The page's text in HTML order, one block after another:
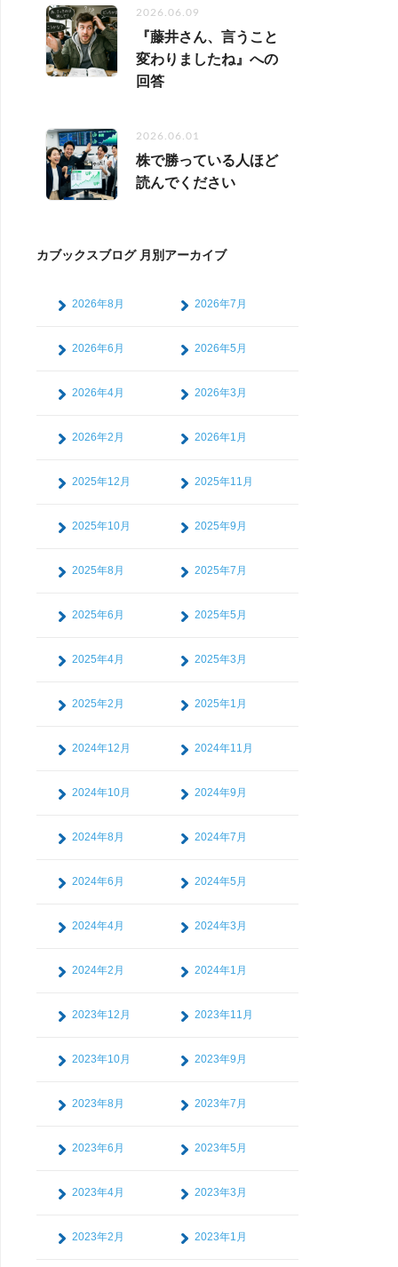
2026.06.09
『藤井さん、言うこと
変わりましたね』への
回答
2026.06.01
株で勝っている人ほど
読んでください
カブックスブログ 月別アーカイブ
2026年8月 2026年7月
2026年6月 2026年5月
2026年4月 2026年3月
2026年2月 2026年1月
2025年12月 2025年11月
2025年10月 2025年9月
2025年8月 2025年7月
2025年6月 2025年5月
2025年4月 2025年3月
2025年2月 2025年1月
2024年12月 2024年11月
2024年10月 2024年9月
2024年8月 2024年7月
2024年6月 2024年5月
2024年4月 2024年3月
2024年2月 2024年1月
2023年12月 2023年11月
2023年10月 2023年9月
2023年8月 2023年7月
2023年6月 2023年5月
2023年4月 2023年3月
2023年2月 2023年1月